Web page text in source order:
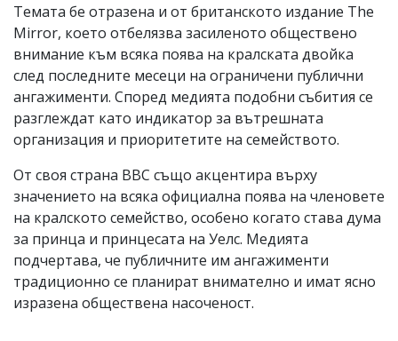
Темата бе отразена и от британското издание The
Mirror, което отбелязва засиленото обществено
внимание към всяка поява на кралската двойка
след последните месеци на ограничени публични
ангажименти. Според медията подобни събития се
разглеждат като индикатор за вътрешната
организация и приоритетите на семейството.
От своя страна BBC също акцентира върху
значението на всяка официална поява на членовете
на кралското семейство, особено когато става дума
за принца и принцесата на Уелс. Медията
подчертава, че публичните им ангажименти
традиционно се планират внимателно и имат ясно
изразена обществена насоченост.